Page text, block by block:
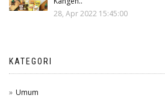
28, Apr 2022 15:45:00
KATEGORI
Umum